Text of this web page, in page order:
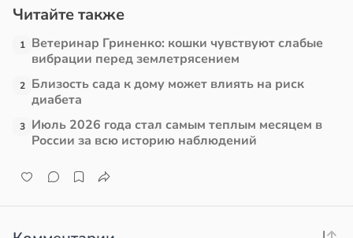
Читайте также
1 Ветеринар Гриненко: кошки чувствуют слабые
вибрации перед землетрясением
2 Близость сада к дому может влиять на риск
диабета
3 Июль 2026 года стал самым теплым месяцем в
России за всю историю наблюдений